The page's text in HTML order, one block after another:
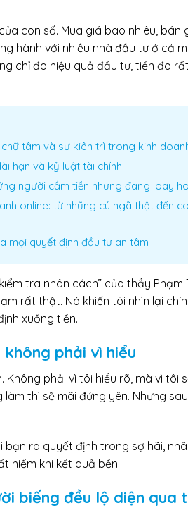
con số. Mua giá bao nhiêu, bán
hành với nhiều nhà đầu tư ở cả
chỉ đo hiệu quả đầu tư, tiền đo
tâm và sự kiên trì trong kinh
hạn và kỷ luật tài chính
người cầm tiền nhưng đang loay
online: từ những cú ngã thật đến
mọi quyết định đầu tư an tâm
tra nhân cách” của thầy Phạm
rất thật. Nó khiến tôi nhìn lại
xuống tiền.
phải vì hiểu
phải vì tôi hiểu rõ, mà vì tôi
thì sẽ mãi đứng yên. Nhưng
bạn ra quyết định trong sợ hãi,
hiếm khi kết quả bền.
biếng đều lộ diện qua